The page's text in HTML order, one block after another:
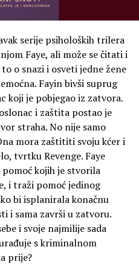
serije psiholoških trilera
Faye, ali može se čitati i
o snazi i osveti jedne žene
Fayin bivši suprug
koji je pobjegao iz zatvora.
i zaštita postao je
straha. No nije samo
mora zaštititi svoju kćer i
tvrtku Revenge. Faye
kojih je stvorila
i traži pomoć jedinog
bi isplanirala konačnu
i sama završi u zatvoru.
i svoje najmilije sada
s kriminalnom
prije?